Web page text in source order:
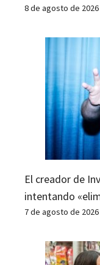
8 de agosto de 2026
El creador de
intentando
7 de agosto de 2026